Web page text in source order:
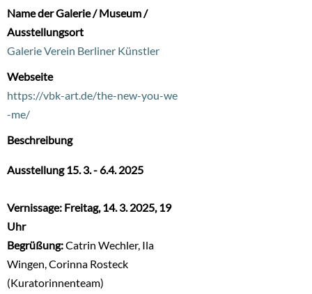
Name der Galerie / Museum /
Ausstellungsort
Galerie Verein Berliner Künstler
Webseite
https://vbk-art.de/the-new-you-we
-me/
Beschreibung
Ausstellung 15. 3. - 6.4. 2025
Vernissage: Freitag, 14. 3. 2025, 19
Uhr
Begrüßung:Catrin Wechler, Ila
Wingen, Corinna Rosteck
(Kuratorinnenteam)